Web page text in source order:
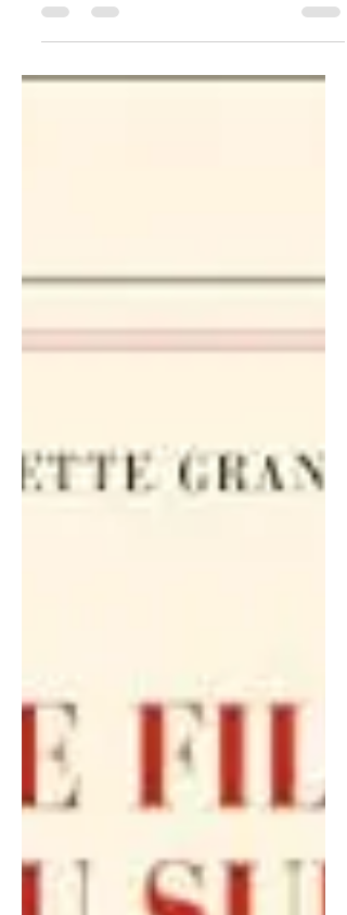
Chronique parue sur le site Le nouvel
Économiste Premier roman Humour et tendresse
disp...